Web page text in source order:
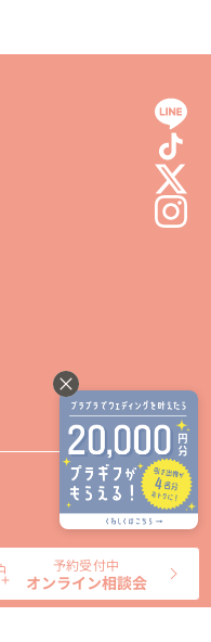
予約受付中
オンライン相談会